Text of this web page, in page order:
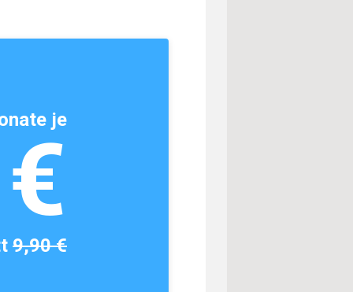
je
9,90 €